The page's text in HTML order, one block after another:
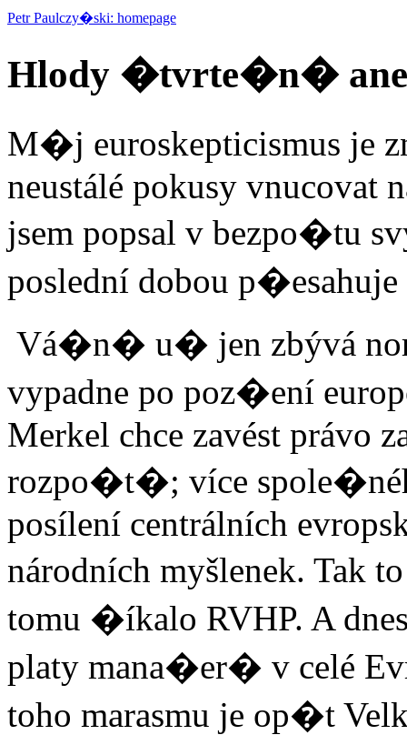
Petr Paulczy�ski: homepage
Hlody �tvrte�n�
M�j euroskepticismus je
neustálé pokusy vnucovat
jsem popsal v bezpo�tu
poslední dobou
Vá�n� u� jen zbývá
vypadne po poz�ení
Merkel chce zavést právo
rozpo�t�; více
posílení centrálních
národních myšlenek. Tak
tomu �íkalo RVHP. A
platy mana�er� v celé
toho marasmu je op�t